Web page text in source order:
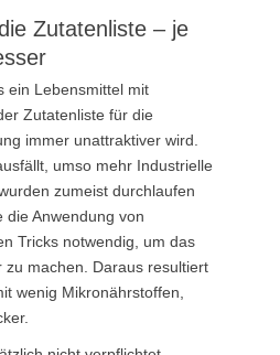
Zutatenliste – je
ein Lebensmittel mit
Zutatenliste für die
immer unattraktiver wird.
umso mehr Industrielle
zumeist durchlaufen
die Anwendung von
Tricks notwendig, um das
zu machen. Daraus resultiert
wenig Mikronährstoffen,